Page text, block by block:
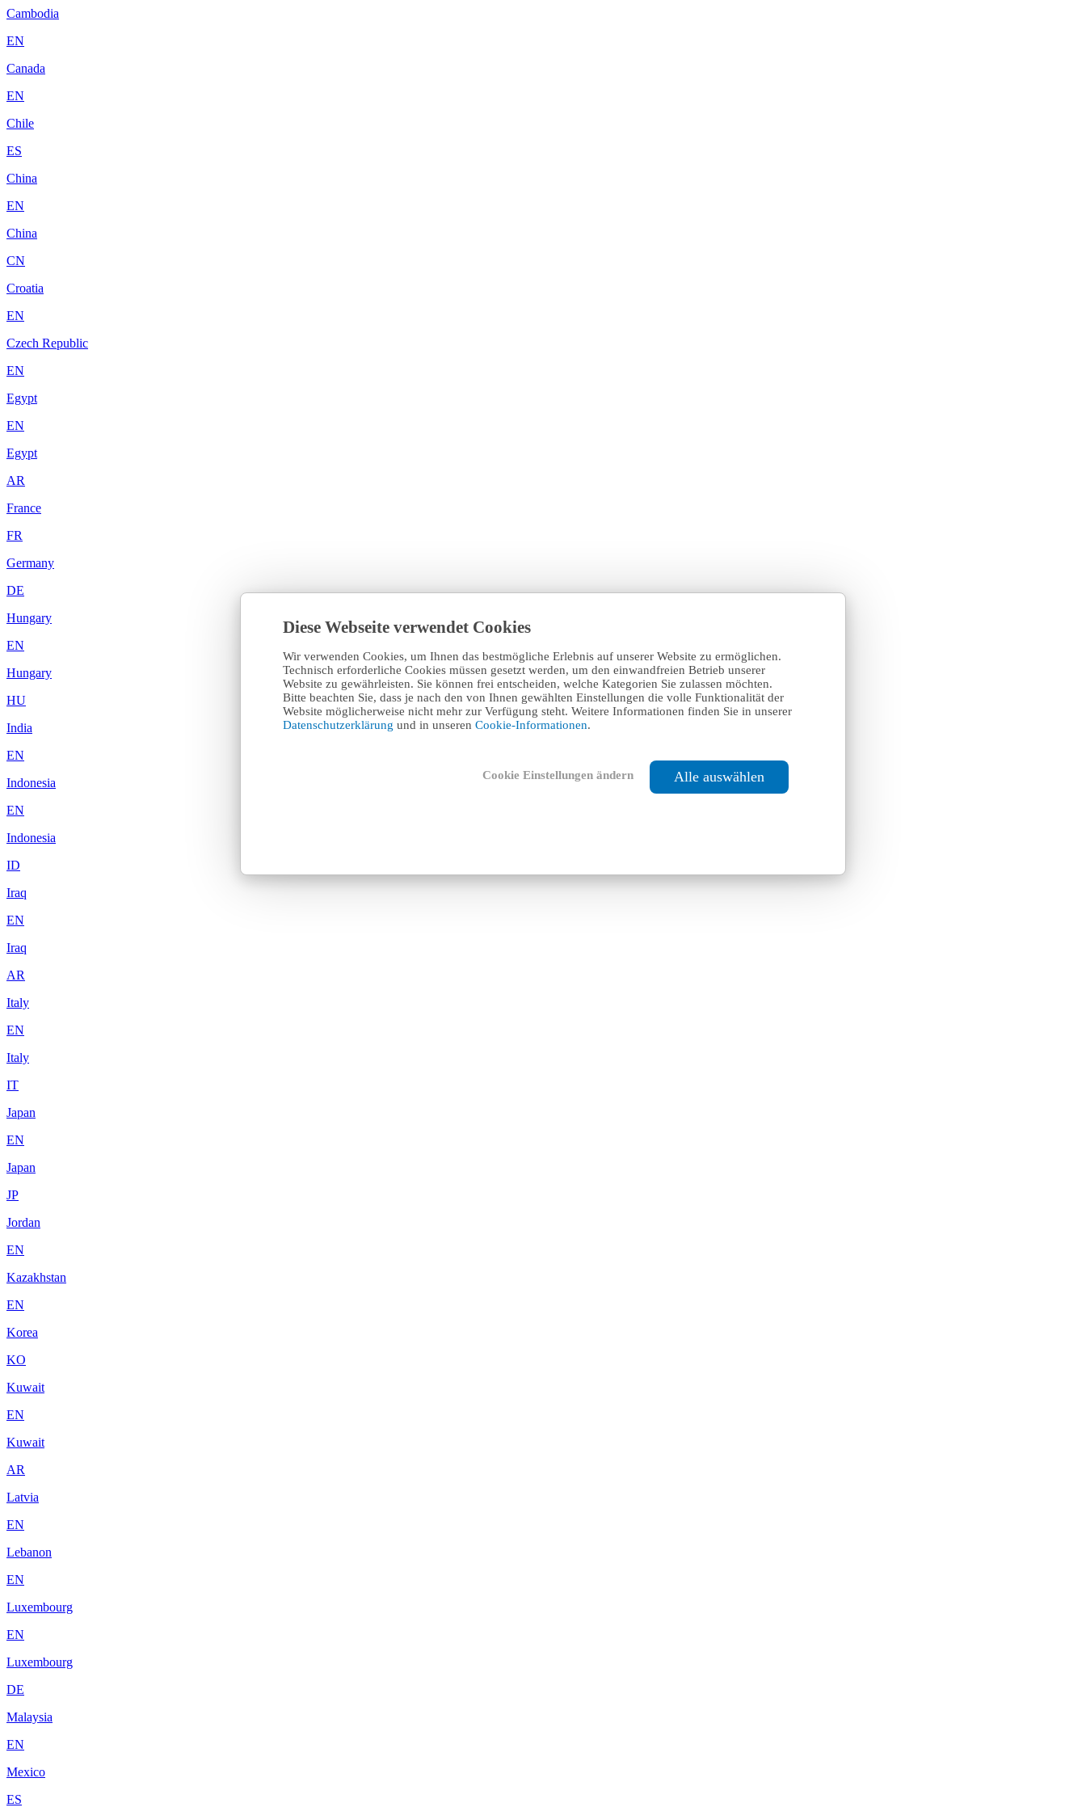
Diese Webseite verwendet Cookies
Wir verwenden Cookies, um Ihnen das bestmögliche Erlebnis auf unserer Website zu ermöglichen.
Technisch erforderliche Cookies müssen gesetzt werden, um den einwandfreien Betrieb unserer
Website zu gewährleisten. Sie können frei entscheiden, welche Kategorien Sie zulassen möchten.
Bitte beachten Sie, dass je nach den von Ihnen gewählten Einstellungen die volle Funktionalität der
Website möglicherweise nicht mehr zur Verfügung steht. Weitere Informationen finden Sie in unserer
Datenschutzerklärung und in unseren Cookie-Informationen.
Cookie Einstellungen ändern Alle auswählen
Cambodia
EN
Canada
EN
Chile
ES
China
EN
China
CN
Croatia
EN
Czech Republic
EN
Egypt
EN
Egypt
AR
France
FR
Germany
DE
Hungary
EN
Hungary
HU
India
EN
Indonesia
EN
Indonesia
ID
Iraq
EN
Iraq
AR
Italy
EN
Italy
IT
Japan
EN
Japan
JP
Jordan
EN
Kazakhstan
EN
Korea
KO
Kuwait
EN
Kuwait
AR
Latvia
EN
Lebanon
EN
Luxembourg
EN
Luxembourg
DE
Malaysia
EN
Mexico
ES